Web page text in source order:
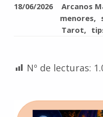
18/06/2026
Arcanos
menores
Tarot
Nº de lecturas: